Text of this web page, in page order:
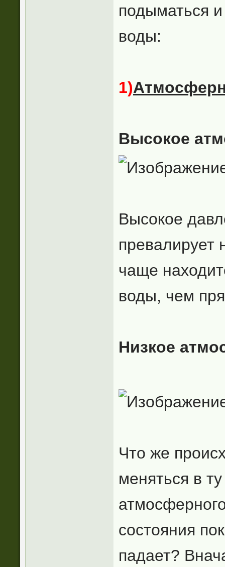
подыматься
воды:
1)
Высокое
Высокое
превалирует
чаще
воды, чем
Низкое
Что же
меняться в
состояния
падает?